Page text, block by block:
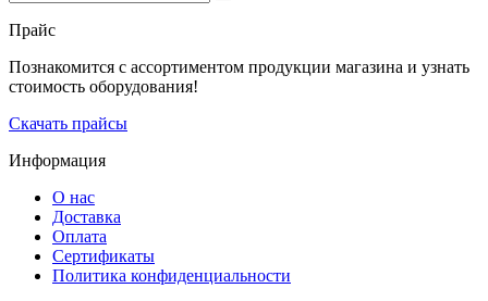
Прайс
Познакомится с ассортиментом продукции магазина и узнать
стоимость оборудования!
Скачать прайсы
Информация
О нас
Доставка
Оплата
Сертификаты
Политика конфиденциальности